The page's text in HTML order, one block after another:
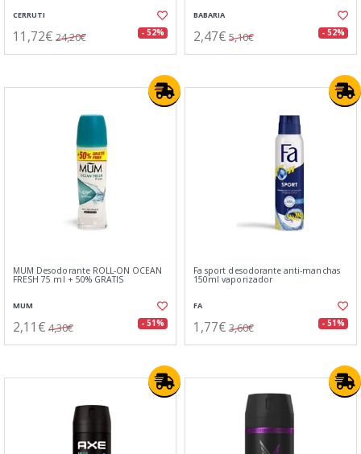
CERRUTI
11,72€ 24,20€ - 52%
BABARIA
2,47€ 5,10€ - 52%
MUM Desodorante ROLL-ON OCEAN
FRESH 75 ml + 50% GRATIS
MUM
2,11€ 4,30€ - 51%
Fa sport desodorante anti-manchas
150ml vaporizador
FA
1,77€ 3,60€ - 51%